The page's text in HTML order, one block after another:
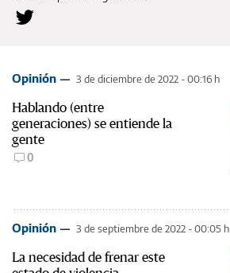
Opinión 3 de diciembre de 2022 - 00:16 h
Hablando (entre
generaciones) se entiende la
gente
0
Opinión 3 de septiembre de 2022 - 00:05 h
La necesidad de frenar este